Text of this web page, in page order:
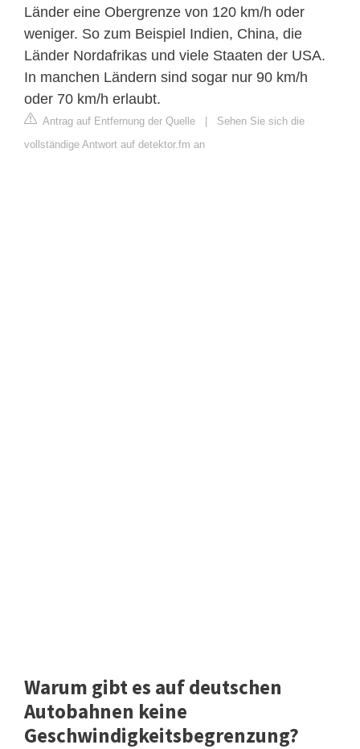
Länder eine Obergrenze von 120 km/h oder
weniger. So zum Beispiel Indien, China, die
Länder Nordafrikas und viele Staaten der USA.
In manchen Ländern sind sogar nur 90 km/h
oder 70 km/h erlaubt.
Antrag auf Entfernung der Quelle | Sehen Sie sich die
vollständige Antwort auf detektor.fm an
Warum gibt es auf deutschen
Autobahnen keine
Geschwindigkeitsbegrenzung?